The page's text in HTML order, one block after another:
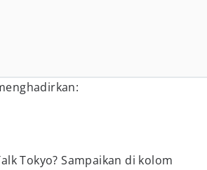
Tokyo? Sampaikan di kolom